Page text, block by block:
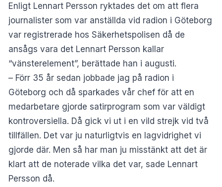
Enligt Lennart Persson ryktades det om att flera
journalister som var anställda vid radion i Göteborg
var registrerade hos Säkerhetspolisen då de
ansågs vara det Lennart Persson kallar
“vänsterelement”, berättade han i augusti.
– Förr 35 år sedan jobbade jag på radion i
Göteborg och då sparkades vår chef för att en
medarbetare gjorde satirprogram som var väldigt
kontroversiella. Då gick vi ut i en vild strejk vid två
tillfällen. Det var ju naturligtvis en lagvidrighet vi
gjorde där. Men så har man ju misstänkt att det är
klart att de noterade vilka det var, sade Lennart
Persson då.